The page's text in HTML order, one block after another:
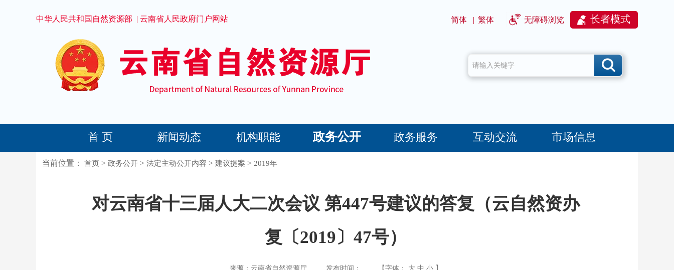
中华人民共和国自然资源部 | 云南省人民政府门户网站 简体 | 繁体 无障碍浏览 长者模式
首 页 新闻动态 机构职能 政务公开 政务服务 互动交流 市场信息
当前位置：首页 > 政务公开 >法定主动公开内容 >建议提案 >2019年
对云南省十三届人大二次会议 第447号建议的答复（云自然资办
复〔2019〕47号）
来源：云南省自然资源厅 发布时间： 【字体： 大 中 小】